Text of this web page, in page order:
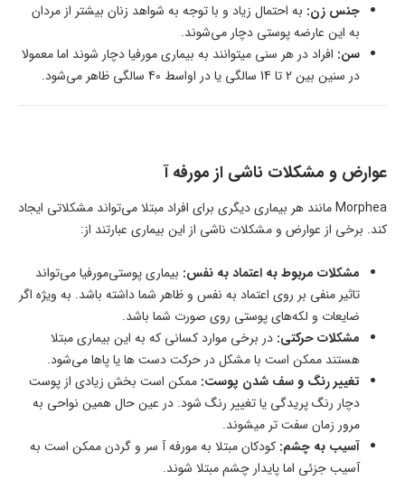
جنس زن: به احتمال زیاد و با توجه به شواهد زنان بیشتر از مردان
به این عارضه پوستی دچار می‌شوند.
سن: افراد در هر سنی میتوانند به بیماری مورفیا دچار شوند اما معمولا
در سنین بین 2 تا 14 سالگی یا در اواسط 40 سالگی ظاهر می‌شود.
عوارض و مشکلات ناشی از مورفه آ
Morphea مانند هر بیماری دیگری برای افراد مبتلا می‌تواند مشکلاتی ایجاد
کند. برخی از عوارض و مشکلات ناشی از این بیماری عبارتند از:
مشکلات مربوط به اعتماد به نفس: بیماری پوستی‌مورفیا می‌تواند
تاثیر منفی بر روی اعتماد به نفس و ظاهر شما داشته باشد. به ویژه اگر
ضایعات و لکه‌های پوستی روی صورت شما باشد.
مشکلات حرکتی: در برخی موارد کسانی که به این بیماری مبتلا
هستند ممکن است با مشکل در حرکت دست ها یا پاها می‌شود.
تغییر رنگ و سف شدن پوست: ممکن است بخش زیادی از پوست
دچار رنگ پریدگی یا تغییر رنگ شود. در عین حال همین نواحی به
مرور زمان سفت تر میشوند.
آسیب به چشم: کودکان مبتلا به مورفه آ سر و گردن ممکن است به
آسیب جزئی اما پایدار چشم مبتلا شوند.